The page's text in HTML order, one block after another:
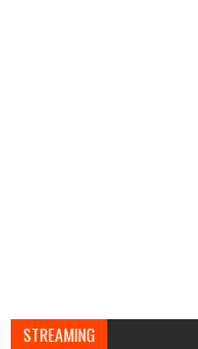
STREAMING